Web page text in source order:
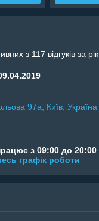
з 117 відгуків за рік
97а, Київ, Україна
з 09:00 до 20:00
графік роботи